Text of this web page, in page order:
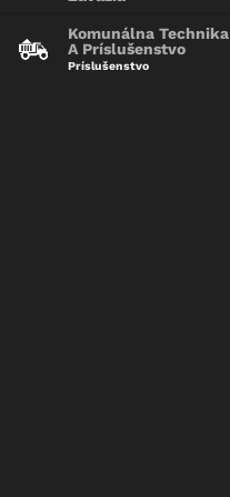
Komunálna Technika
A Príslušenstvo
Príslušenstvo